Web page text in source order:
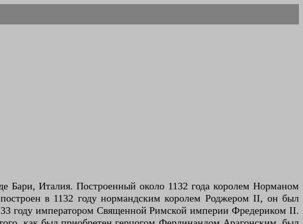
Бари, Италия. Построенный около 1132 года королем Норманом
в 1132 году нормандским королем Роджером II, он был
году императором Священной Римской империи Фредериком II.